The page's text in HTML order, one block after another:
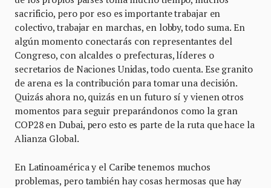
sacrificio, pero por eso es importante trabajar en
colectivo, trabajar en marchas, en lobby, todo suma. En
algún momento conectarás con representantes del
Congreso, con alcaldes o prefecturas, líderes o
secretarios de Naciones Unidas, todo cuenta. Ese granito
de arena es la contribución para tomar una decisión.
Quizás ahora no, quizás en un futuro sí y vienen otros
momentos para seguir preparándonos como la gran
COP28 en Dubai, pero esto es parte de la ruta que hace la
Alianza Global.
En Latinoamérica y el Caribe tenemos muchos
problemas, pero también hay cosas hermosas que hay